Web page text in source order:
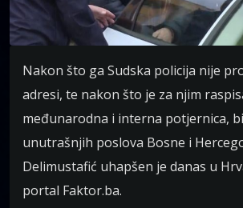
Nakon što ga Sudska policija nije
adresi, te nakon što je za njim
međunarodna i interna potjernica,
unutrašnjih poslova Bosne i
Delimustafić uhapšen je danas u
portal Faktor.ba.